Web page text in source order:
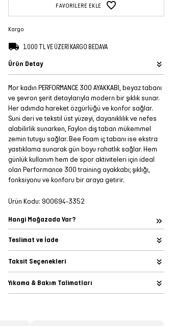
FAVORILERE EKLE
Kargo
1.000 TL VE ÜZERİ KARGO BEDAVA
Ürün Detay
Mor kadın PERFORMANCE 300 AYAKKABI, beyaz tabanı
ve şevron şerit detaylarıyla modern bir şıklık sunar.
Her adımda hareket özgürlüğü ve konfor sağlar.
Suni deri ve tekstil üst yüzeyi, dayanıklılık ve nefes
alabilirlik sunarken, Faylon dış taban mükemmel
zemin tutuşu sağlar. Bee Foam iç tabanı ise ekstra
yastıklama sunarak gün boyu rahatlık sağlar. Hem
günlük kullanım hem de spor aktiviteleri için ideal
olan Performance 300 training ayakkabı; şıklığı,
fonksiyonu ve konforu bir araya getirir.
Ürün Kodu: 900694-3352
Hangi Mağazada Var?
Teslimat ve İade
Taksit Seçenekleri
Yıkama & Bakım Talimatları